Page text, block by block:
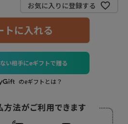
お気に入りに登録する
トに入れる
い相手にeギフトで贈る
のeギフトとは？